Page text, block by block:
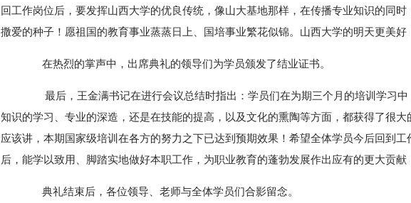
回工作岗位后，要发挥山西大学的优良传统，像山大基地那样，在传播专业知识的同时
撒爱的种子！愿祖国的教育事业蒸蒸日上、国培事业繁花似锦。山西大学的明天更美好
在热烈的掌声中，出席典礼的领导们为学员颁发了结业证书。
最后，王金满书记在进行会议总结时指出：学员们在为期三个月的培训学习中
知识的学习、专业的深造，还是在技能的提高，以及文化的熏陶等方面，都获得了很大
应该讲，本期国家级培训在各方的努力之下已达到预期效果！希望全体学员今后回到工
后，能学以致用、脚踏实地做好本职工作，为职业教育的蓬勃发展作出应有的更大贡献
典礼结束后，各位领导、老师与全体学员们合影留念。